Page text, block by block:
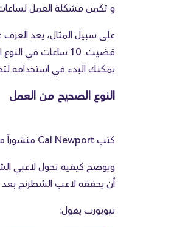
و تكمن مشكلة العمل لساعات
قضيت 10 ساعات
يمكنك البدء في استخدامه لتحقيق
النوع الصحيح من العمل
كتب Cal Newport منشوراً منذ سنوات عديدة بعنوان The Grandmaster in the Corner Office
أن يحققه لاعب الشطرنج بعد
نيوبورت يقول: